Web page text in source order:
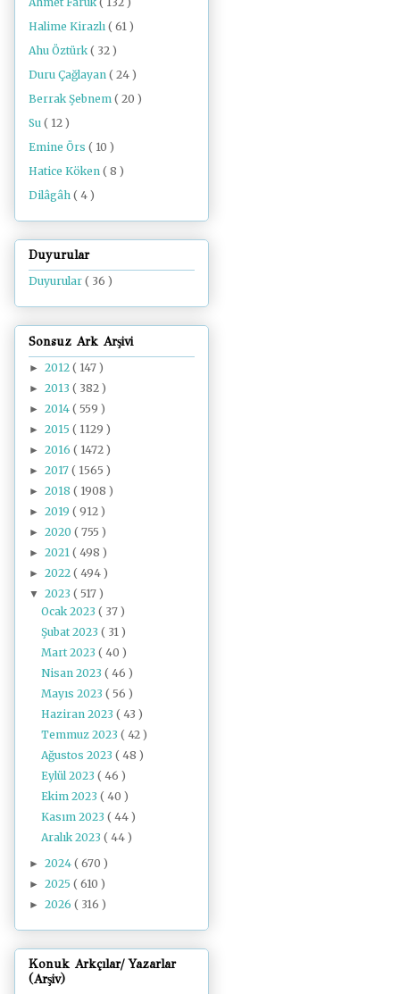
Halime Kirazlı ( 61 )
Ahu Öztürk ( 32 )
Duru Çağlayan ( 24 )
Berrak Şebnem ( 20 )
Su ( 12 )
Emine Örs ( 10 )
Hatice Köken ( 8 )
Dilâgâh ( 4 )
Duyurular
Duyurular ( 36 )
Sonsuz Ark Arşivi
► 2012 ( 147 )
► 2013 ( 382 )
► 2014 ( 559 )
► 2015 ( 1129 )
► 2016 ( 1472 )
► 2017 ( 1565 )
► 2018 ( 1908 )
► 2019 ( 912 )
► 2020 ( 755 )
► 2021 ( 498 )
► 2022 ( 494 )
▼ 2023 ( 517 )
Ocak 2023( 37 )
Şubat 2023( 31 )
Mart 2023( 40 )
Nisan 2023( 46 )
Mayıs 2023( 56 )
Haziran 2023( 43 )
Temmuz 2023( 42 )
Ağustos 2023( 48 )
Eylül 2023( 46 )
Ekim 2023( 40 )
Kasım 2023( 44 )
Aralık 2023( 44 )
► 2024 ( 670 )
► 2025 ( 610 )
► 2026 ( 316 )
Konuk Arkçılar/ Yazarlar
(Arşiv)